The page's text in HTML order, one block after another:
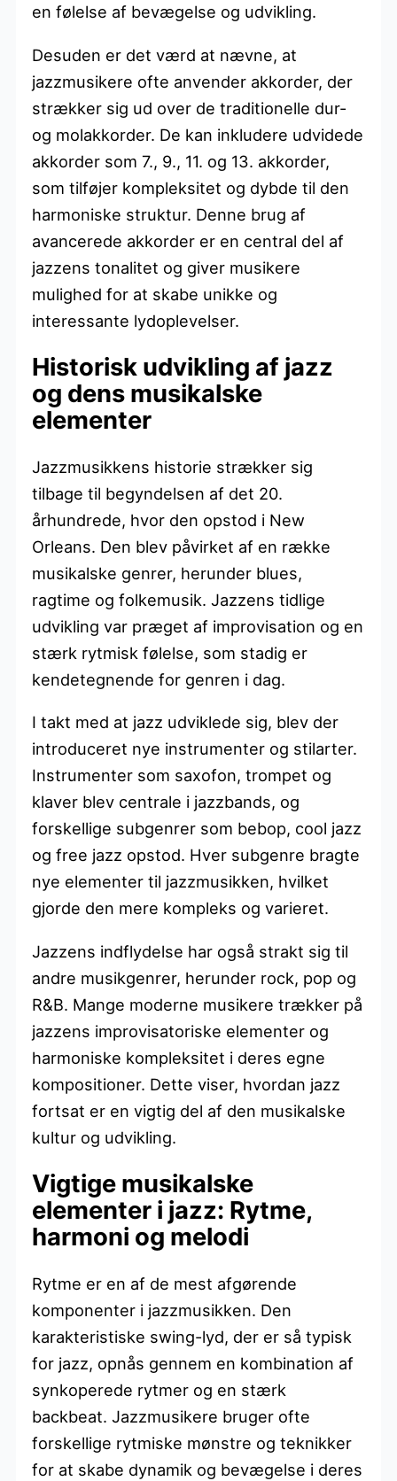
en følelse af bevægelse og udvikling.
Desuden er det værd at nævne, at
jazzmusikere ofte anvender akkorder, der
strækker sig ud over de traditionelle dur-
og molakkorder. De kan inkludere udvidede
akkorder som 7., 9., 11. og 13. akkorder,
som tilføjer kompleksitet og dybde til den
harmoniske struktur. Denne brug af
avancerede akkorder er en central del af
jazzens tonalitet og giver musikere
mulighed for at skabe unikke og
interessante lydoplevelser.
Historisk udvikling af jazz
og dens musikalske
elementer
Jazzmusikkens historie strækker sig
tilbage til begyndelsen af det 20.
århundrede, hvor den opstod i New
Orleans. Den blev påvirket af en række
musikalske genrer, herunder blues,
ragtime og folkemusik. Jazzens tidlige
udvikling var præget af improvisation og en
stærk rytmisk følelse, som stadig er
kendetegnende for genren i dag.
I takt med at jazz udviklede sig, blev der
introduceret nye instrumenter og stilarter.
Instrumenter som saxofon, trompet og
klaver blev centrale i jazzbands, og
forskellige subgenrer som bebop, cool jazz
og free jazz opstod. Hver subgenre bragte
nye elementer til jazzmusikken, hvilket
gjorde den mere kompleks og varieret.
Jazzens indflydelse har også strakt sig til
andre musikgenrer, herunder rock, pop og
R&B. Mange moderne musikere trækker på
jazzens improvisatoriske elementer og
harmoniske kompleksitet i deres egne
kompositioner. Dette viser, hvordan jazz
fortsat er en vigtig del af den musikalske
kultur og udvikling.
Vigtige musikalske
elementer i jazz: Rytme,
harmoni og melodi
Rytme er en af de mest afgørende
komponenter i jazzmusikken. Den
karakteristiske swing-lyd, der er så typisk
for jazz, opnås gennem en kombination af
synkoperede rytmer og en stærk
backbeat. Jazzmusikere bruger ofte
forskellige rytmiske mønstre og teknikker
for at skabe dynamik og bevægelse i deres